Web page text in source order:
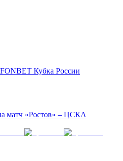
Кубка России
матч «Ростов» – ЦСКА